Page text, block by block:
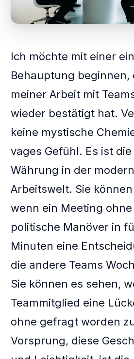
Ich möchte mit einer
Behauptung beginnen,
meiner Arbeit mit
wieder bestätigt hat.
keine mystische
vages Gefühl. Es ist
Währung in der
Arbeitswelt. Sie
wenn ein Meeting
politische Manöver in
Minuten eine
die andere Teams
Sie können es sehen,
Teammitglied eine
ohne gefragt worden
Vorsprung, diese